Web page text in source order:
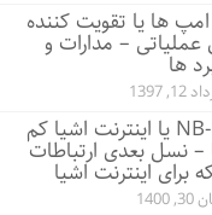
ها یا تقویت کننده
عملیاتی – مدارات و
ها
12, 1397
NB-IoT یا اینترنت اشیا کم
– نسل بعدی ارتباطات
برای اینترنت اشیا
1400